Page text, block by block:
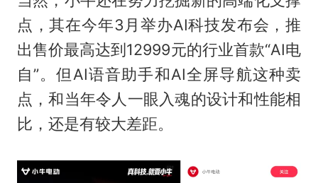
点，其在今年3月举办AI科技发布会，推
出售价最高达到12999元的行业首款“AI电
自”。但AI语音助手和AI全屏导航这种卖
点，和当年令人一眼入魂的设计和性能相
比，还是有较大差距。